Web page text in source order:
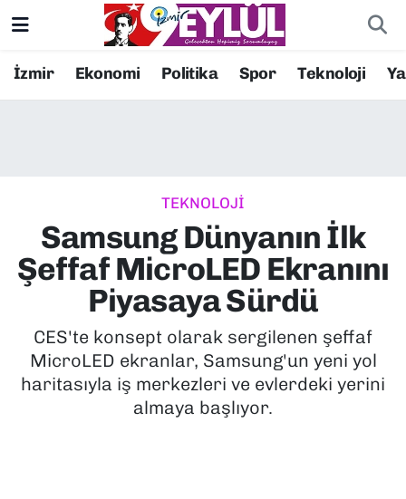
İzmir Ekonomi Politika Spor Teknoloji
TEKNOLOJİ
Samsung Dünyanın İlk
Şeffaf MicroLED Ekranını
Piyasaya Sürdü
CES'te konsept olarak sergilenen şeffaf
MicroLED ekranlar, Samsung'un yeni yol
haritasıyla iş merkezleri ve evlerdeki yerini
almaya başlıyor.
Resmi İlanlar
EKONOMİ
KÜLTÜR SANAT
MAGAZİN
POLİTİKA
Konak Nöbetçi Eczaneler
Süper Lig Puan Durumu ve Fikstür
Tüm Manşetler
Son Dakika Haberleri
Haber Arşivi